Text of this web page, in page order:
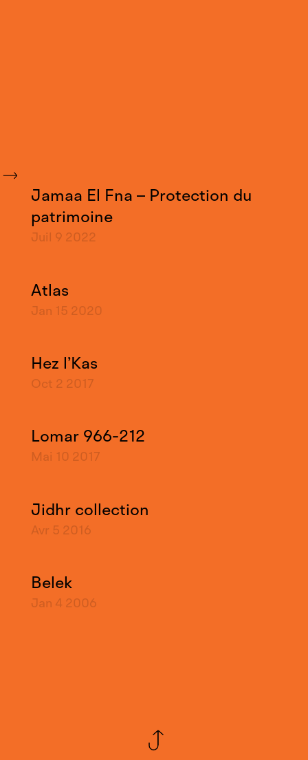
Jamaa El Fna – Protection du
patrimoine
Juil 9 2022
Atlas
Jan 15 2020
Hez l’Kas
Oct 2 2017
Lomar 966-212
Mai 10 2017
Jidhr collection
Avr 5 2016
Belek
Jan 4 2006